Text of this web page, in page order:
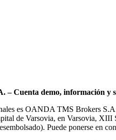
Cuenta demo, información y
es OANDA TMS Brokers
de Varsovia, en Varsovia,
Puede ponerse en